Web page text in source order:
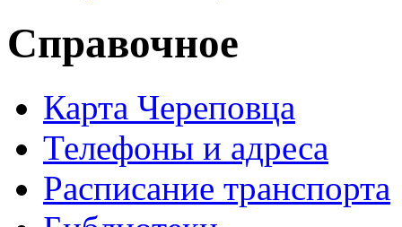
Справочное
Карта Череповца
Телефоны и адреса
Расписание транспорта